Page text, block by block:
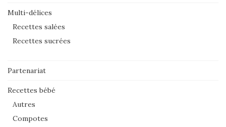
Multi-délices
Recettes salées
Recettes sucrées
Partenariat
Recettes bébé
Autres
Compotes